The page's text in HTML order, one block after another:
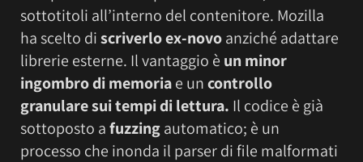
sottotitoli all’interno del contenitore. Mozilla
ha scelto discriverlo ex-novoanziché adattare
librerie esterne. Il vantaggio è un minor
ingombro di memoriae uncontrollo
granulare sui tempi di lettura. Il codice è già
sottoposto afuzzingautomatico; è un
processo che inonda il parser di file malformati